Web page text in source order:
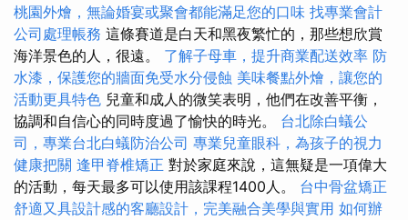
桃園外燴，無論婚宴或聚會都能滿足您的口味 找專業會計
公司處理帳務 這條賽道是白天和黑夜繁忙的，那些想欣賞
海洋景色的人，很遠。 了解子母車，提升商業配送效率 防
水漆，保護您的牆面免受水分侵蝕 美味餐點外燴，讓您的
活動更具特色 兒童和成人的微笑表明，他們在改善平衡，
協調和自信心的同時度過了愉快的時光。 台北除白蟻公
司，專業台北白蟻防治公司 專業兒童眼科，為孩子的視力
健康把關 逢甲脊椎矯正 對於家庭來說，這無疑是一項偉大
的活動，每天最多可以使用該課程1400人。 台中骨盆矯正
舒適又具設計感的客廳設計，完美融合美學與實用 如何辦